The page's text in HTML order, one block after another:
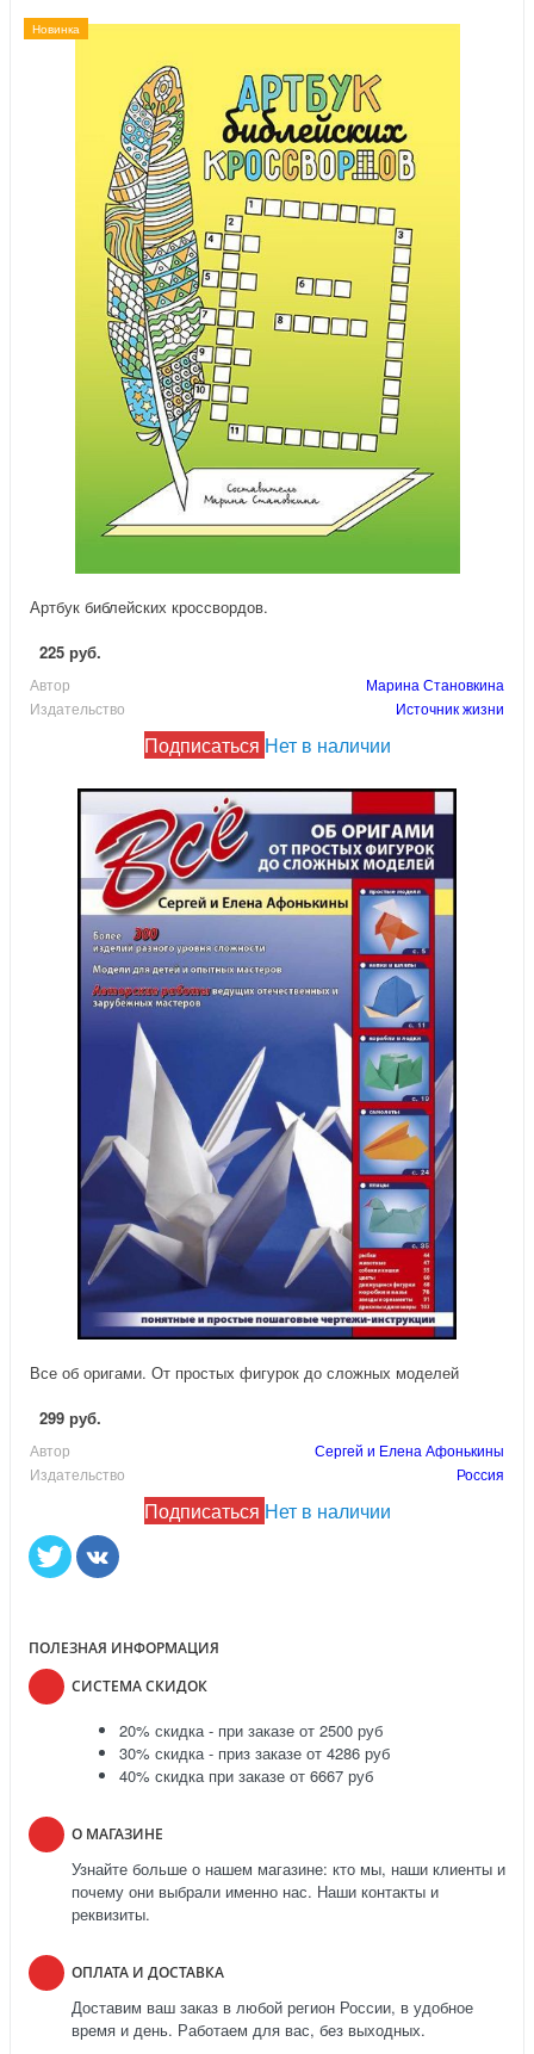
Новинка
Артбук библейских кроссвордов.
225 руб.
Автор
Марина Становкина
Издательство
Источник жизни
Подписаться Нет в наличии
Все об оригами. От простых фигурок до сложных моделей
299 руб.
Автор
Сергей и Елена Афонькины
Издательство
Россия
Подписаться Нет в наличии
ПОЛЕЗНАЯ ИНФОРМАЦИЯ
СИСТЕМА СКИДОК
20% скидка - при заказе от 2500 руб
30% скидка - приз заказе от 4286 руб
40% скидка при заказе от 6667 руб
О МАГАЗИНЕ
Узнайте больше о нашем магазине: кто мы, наши клиенты и
почему они выбрали именно нас. Наши контакты и
реквизиты.
ОПЛАТА И ДОСТАВКА
Доставим ваш заказ в любой регион России, в удобное
время и день. Работаем для вас, без выходных.